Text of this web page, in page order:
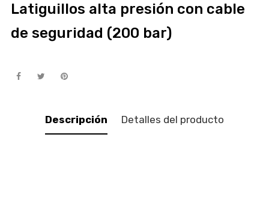
Latiguillos alta presión con cable
de seguridad (200 bar)
Descripción Detalles del producto